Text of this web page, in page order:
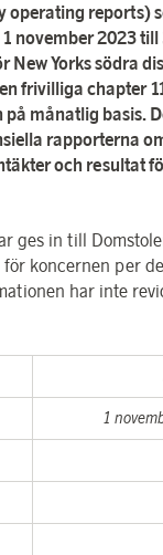
reports)
november 2023
Yorks södra
frivilliga chapter
månatlig basis.
rapporterna
och resultat
ges in till
koncernen per
har inte
1